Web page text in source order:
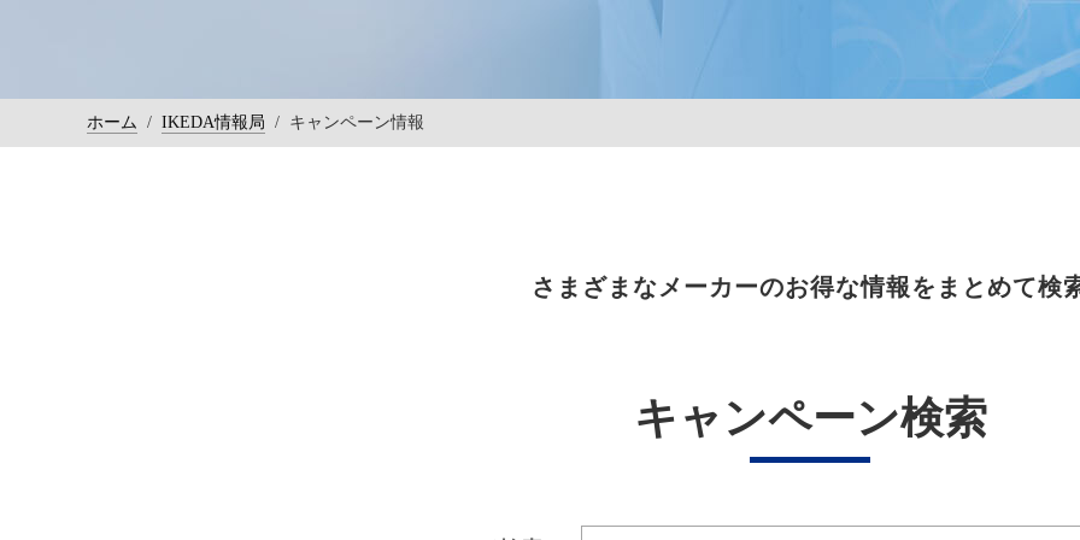
ホーム / IKEDA情報局 / キャンペーン情報
さまざまなメーカーのお得な情報をまとめて検
キャンペーン検索